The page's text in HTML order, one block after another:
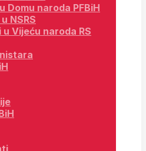
Domu naroda PFBiH
NSRS
u Vijeću naroda RS